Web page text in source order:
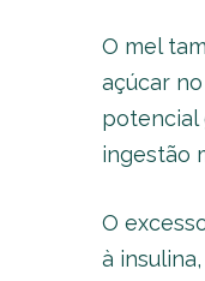
O mel
açúcar
potencial
ingestão
O
à